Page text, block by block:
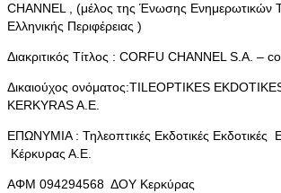
CHANNEL , (μέλος της Ένωσης Ενημερωτικών
Ελληνικής Περιφέρειας )
Διακριτικός Τίτλος : CORFU CHANNEL S.A. –
Δικαιούχος ονόματος:TILEOPTIKES
KERKYRAS A.E.
ΕΠΩΝΥΜΙΑ : Τηλεοπτικές Εκδοτικές Εκδοτικές
Κέρκυρας Α.Ε.
ΑΦΜ 094294568 ΔΟΥ Κερκύρας